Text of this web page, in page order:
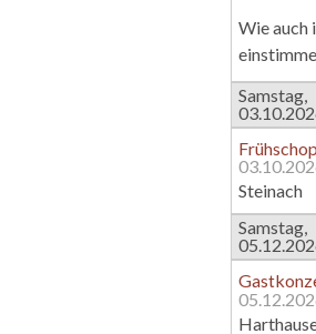
Wie auch
Samstag,
Steinach
Samstag,